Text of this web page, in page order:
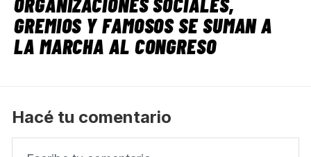
GREMIOS Y FAMOSOS SE SUMAN A
LA MARCHA AL CONGRESO
Hacé tu comentario